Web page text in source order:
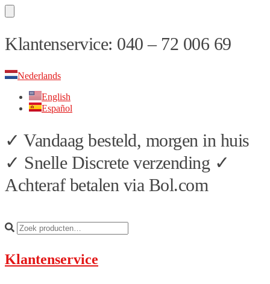
Skip
to
Skip
to
Klantenservice: 040 – 72 006 69
Nederlands
English
Español
✓ Vandaag besteld, morgen in huis
✓ Snelle Discrete verzending ✓
Achteraf betalen via Bol.com
Klantenservice